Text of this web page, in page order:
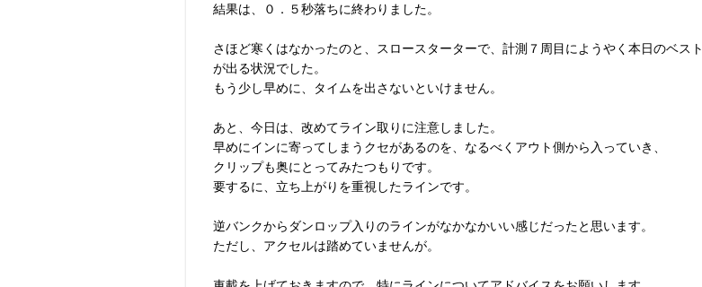
結果は、０．５秒落ちに終わりました。
さほど寒くはなかったのと、スロースターターで、計測７周目にようやく本日のベスト
が出る状況でした。
もう少し早めに、タイムを出さないといけません。
あと、今日は、改めてライン取りに注意しました。
早めにインに寄ってしまうクセがあるのを、なるべくアウト側から入っていき、
クリップも奥にとってみたつもりです。
要するに、立ち上がりを重視したラインです。
逆バンクからダンロップ入りのラインがなかなかいい感じだったと思います。
ただし、アクセルは踏めていませんが。